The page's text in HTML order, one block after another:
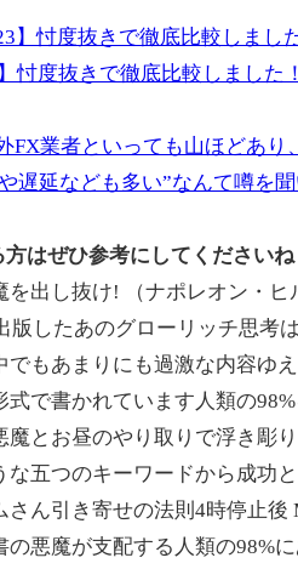
忖度抜きで徹底比較しました！
FX業者といっても山ほどあ
遅延なども多い”なんて噂を
はぜひ参考にしてくださいね
を出し抜け! （ナポレオン・
版したあのグローリッチ思
もあまりにも過激な内容ゆ
で書かれています人類の
とお昼のやり取りで浮き
五つのキーワードから成功
ん引き寄せの法則4時停止
悪魔が支配する人類の98%